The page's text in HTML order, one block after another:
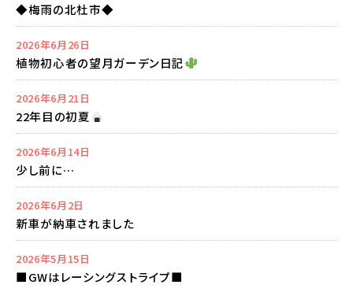
◆梅雨の北杜市◆
2026年6月26日
植物初心者の望月ガーデン日記
2026年6月21日
22年目の初夏
2026年6月14日
少し前に…
2026年6月2日
新車が納車されました
2026年5月15日
■GWはレーシングストライプ■